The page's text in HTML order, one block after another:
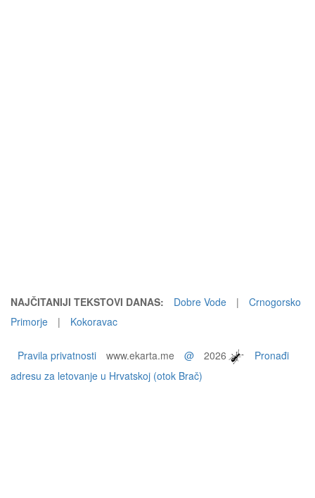
NAJČITANIJI TEKSTOVI DANAS: Dobre Vode |
Crnogorsko
Primorje
| Kokoravac
Pravila privatnosti www.ekarta.me @ 2026
Pronađi
adresu za letovanje u Hrvatskoj (otok Brač)